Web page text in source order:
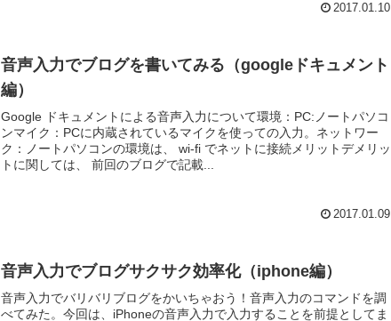
2017.01.10
音声入力でブログを書いてみる（googleドキュメント
編）
Google ドキュメントによる音声入力について環境：PC:ノートパソコ
ンマイク：PCに内蔵されているマイクを使っての入力。ネットワー
ク：ノートパソコンの環境は、 wi-fi でネットに接続メリットデメリッ
トに関しては、 前回のブログで記載...
2017.01.09
音声入力でブログサクサク効率化（iphone編）
音声入力でバリバリブログをかいちゃおう！音声入力のコマンドを調
べてみた。今回は、iPhoneの音声入力で入力することを前提としてま